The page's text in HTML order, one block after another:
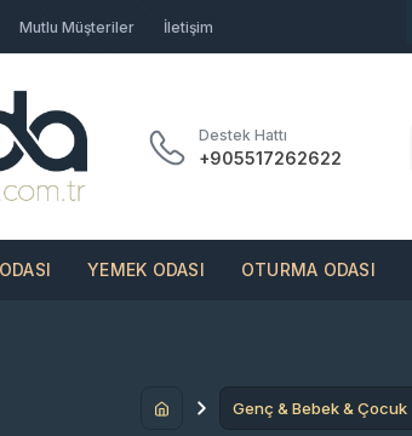
Mutlu Müşteriler İletişim
Destek Hattı
+905517262622
YEMEK ODASI OTURMA ODASI
Genç & Bebek & Çocuk